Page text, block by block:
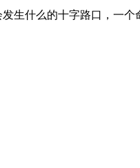
生什么的十字路口，一